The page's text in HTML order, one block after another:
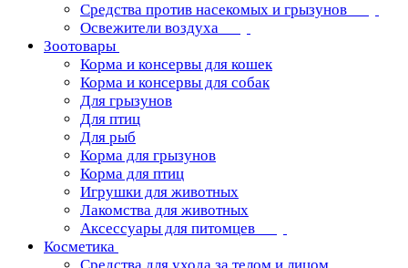
Средства против насекомых и грызунов
Освежители воздуха
Зоотовары
Корма и консервы для кошек
Корма и консервы для собак
Для грызунов
Для птиц
Для рыб
Корма для грызунов
Корма для птиц
Игрушки для животных
Лакомства для животных
Аксессуары для питомцев
Косметика